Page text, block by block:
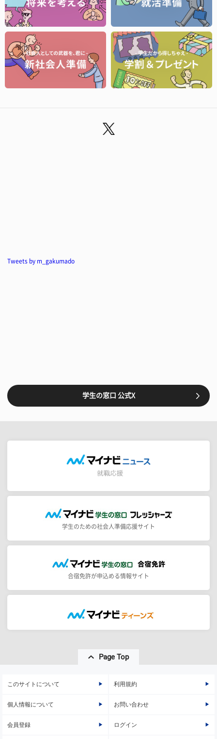
Tweets by m_gakumado
学生の窓口 公式X
学生のための社会人準備応援サイト
合宿免許が申込める情報サイト
Page Top
このサイトについて 利用規約
個人情報について お問い合わせ
会員登録 ログイン